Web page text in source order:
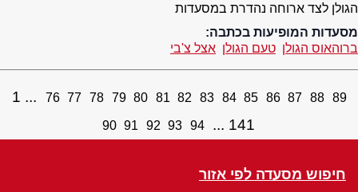
הגולן לצד ארוחה נהדרת במסעדות
מסעדות המופיעות בכתבה:
ברוהאוס הגולן טעם הגולן אצל צ'בי
1 76 77 78 79 80 81 82 83 84 85 86 87 88 89
90 91 92 93 94 141
חיפוש מסעדה לפי אזור